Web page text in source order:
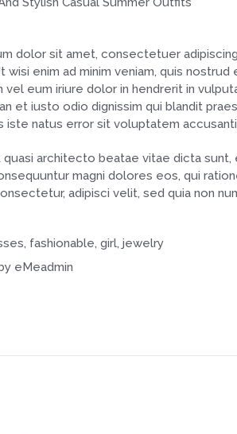
dolor sit amet, consectetuer
wisi enim ad minim veniam, quis
vel eum iriure dolor in hendrerit in
et iusto odio dignissim qui blandit
iste natus error sit voluptatem
architecto beatae vitae dicta
magni dolores eos, qui
adipisci velit, sed quia non
, fashionable, girl, jewelry
eMeadmin